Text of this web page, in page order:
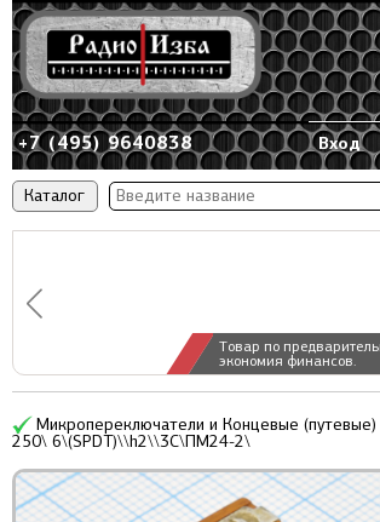
Каталог
Товар по
экономия финансов.
+7 (495) 9640838 Вход
Микропереключатели и Концевые
250\ 6\(SPDT)\\h2\\3C\ПМ24-2\